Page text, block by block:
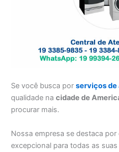
Se você busca porserviços
qualidade nacidade de
procurar mais.
Nossa empresa se destaca
excepcional para todas as